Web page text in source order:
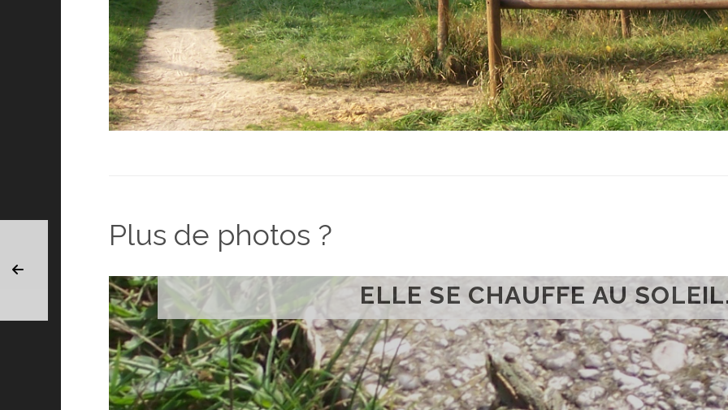
Plus de photos ?
ELLE SE CHAUFFE AU